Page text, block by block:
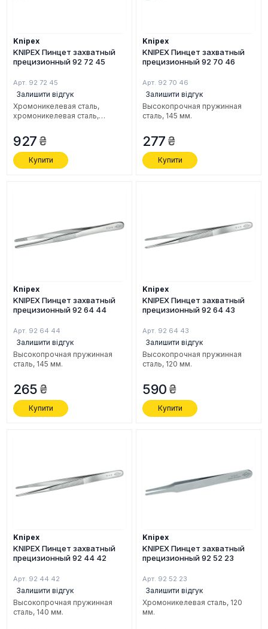
Knipex
KNIPEX Пинцет захватный
прецизионный 92 72 45
Арт. 92 72 45
Залишити відгук
Хромоникелевая сталь,
xромоникелевая сталь,
кислотостойкая, 145 мм.
927
Купити
Knipex
KNIPEX Пинцет захватный
прецизионный 92 70 46
Арт. 92 70 46
Залишити відгук
Высокопрочная пружинная
сталь, 145 мм.
277
Купити
Knipex
KNIPEX Пинцет захватный
прецизионный 92 64 44
Арт. 92 64 44
Залишити відгук
Высокопрочная пружинная
сталь, 145 мм.
265
Купити
Knipex
KNIPEX Пинцет захватный
прецизионный 92 64 43
Арт. 92 64 43
Залишити відгук
Высокопрочная пружинная
сталь, 120 мм.
590
Купити
Knipex
KNIPEX Пинцет захватный
прецизионный 92 44 42
Арт. 92 44 42
Залишити відгук
Высокопрочная пружинная
сталь, 140 мм.
Knipex
KNIPEX Пинцет захватный
прецизионный 92 52 23
Арт. 92 52 23
Залишити відгук
Хромоникелевая сталь, 120
мм.